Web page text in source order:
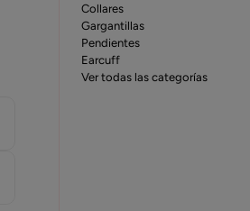
Collares
Gargantillas
Pendientes
Earcuff
Ver todas las categorías